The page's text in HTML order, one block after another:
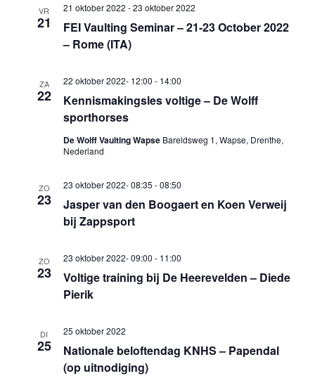
VR
21
FEI Vaulting Seminar – 21-23 October 2022
– Rome (ITA)
21 oktober 2022 -23 oktober 2022
ZA
22
Kennismakingsles voltige – De Wolff
sporthorses
22 oktober 2022- 12:00 - 14:00
De Wolff Vaulting Wapse Bareldsweg 1, Wapse, Drenthe,
Nederland
ZO
23
Jasper van den Boogaert en Koen Verweij
bij Zappsport
23 oktober 2022- 08:35 -08:50
ZO
23
Voltige training bij De Heerevelden – Diede
Pierik
23 oktober 2022- 09:00 - 11:00
DI
25
Nationale beloftendag KNHS – Papendal
(op uitnodiging)
25 oktober 2022